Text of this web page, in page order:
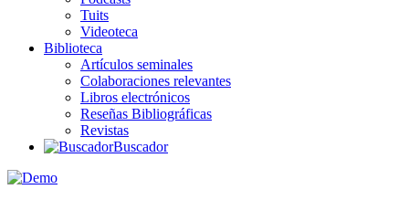
Tuits
Videoteca
Biblioteca
Artículos seminales
Colaboraciones relevantes
Libros electrónicos
Reseñas Bibliográficas
Revistas
Buscador